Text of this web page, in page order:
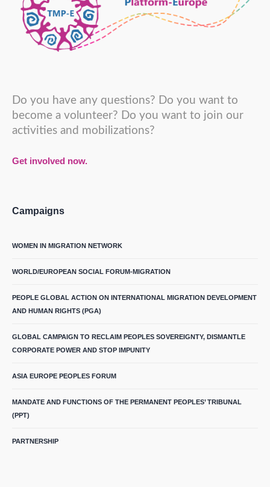
Do you have any questions? Do you want to
become a volunteer? Do you want to join our
activities and mobilizations?
Get involved now.
Campaigns
WOMEN IN MIGRATION NETWORK
WORLD/EUROPEAN SOCIAL FORUM-MIGRATION
PEOPLE GLOBAL ACTION ON INTERNATIONAL MIGRATION DEVELOPMENT
AND HUMAN RIGHTS (PGA)
GLOBAL CAMPAIGN TO RECLAIM PEOPLES SOVEREIGNTY, DISMANTLE
CORPORATE POWER AND STOP IMPUNITY
ASIA EUROPE PEOPLES FORUM
MANDATE AND FUNCTIONS OF THE PERMANENT PEOPLES’ TRIBUNAL
(PPT)
PARTNERSHIP